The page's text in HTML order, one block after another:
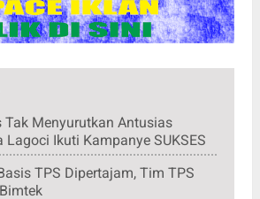
Tak Menyurutkan Antusias
Lagoci Ikuti Kampanye SUKSES
TPS Dipertajam, Tim TPS